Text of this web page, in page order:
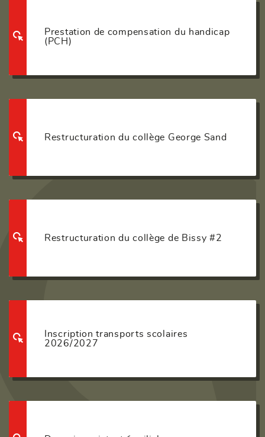
Prestation de compensation du handicap
(PCH)
Restructuration du collège George Sand
Restructuration du collège de Bissy #2
Inscription transports scolaires
2026/2027